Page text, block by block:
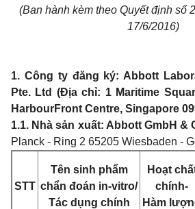
(Ban hành kèm theo Quyết định số
17/6/2016)
1. Công ty đăng ký: Abbott
Pte. Ltd (Địa chỉ: 1 Maritime
HarbourFront Centre, Singapore
1.1. Nhà sản xuất: Abbott GmbH &
Planck - Ring 2 65205 Wiesbaden -
STT
Tên sinh phẩm
chẩn đoán in-vitro/
Tác dụng chính
Hoạt
chính-
Hàm